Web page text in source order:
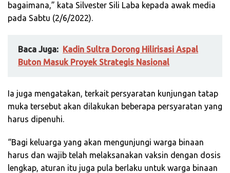
bagaimana,” kata Silvester Sili Laba kepada awak media
pada Sabtu (2/6/2022).
Baca Juga: Kadin Sultra Dorong Hilirisasi Aspal
Buton Masuk Proyek Strategis Nasional
Ia juga mengatakan, terkait persyaratan kunjungan tatap
muka tersebut akan dilakukan beberapa persyaratan yang
harus dipenuhi.
“Bagi keluarga yang akan mengunjungi warga binaan
harus dan wajib telah melaksanakan vaksin dengan dosis
lengkap, aturan itu juga pula berlaku untuk warga binaan